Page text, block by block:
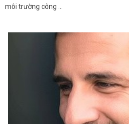
môi trường công …